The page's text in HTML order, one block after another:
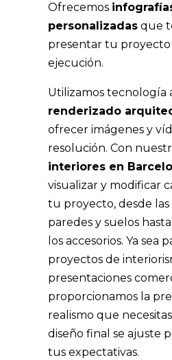
Ofrecemos
personalizadas que
presentar tu proyecto
ejecución.
Utilizamos tecnología
renderizado
ofrecer imágenes y
resolución. Con
interiores en
visualizar y modificar
tu proyecto, desde
paredes y suelos
los accesorios. Ya sea
proyectos de
presentaciones
proporcionamos la
realismo que
diseño final se ajuste
tus expectativas.